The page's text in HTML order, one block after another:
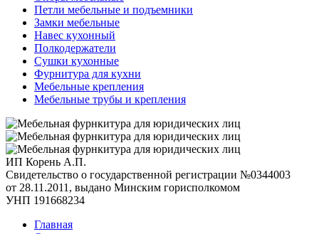
Петли мебельные и подъемники
Замки мебельные
Навес кухонный
Полкодержатели
Сушки кухонные
Фурнитура для кухни
Мебельные крепления
Мебельные трубы и крепления
ИП Корень А.П.
Свидетельство о государственной регистрации №0344003
от 28.11.2011, выдано Минским горисполкомом
УНП 191668234
Главная